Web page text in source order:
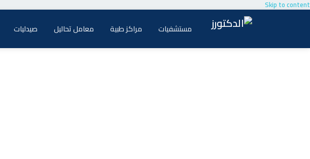
Skip to content
مستشفيات مراكز طبية معامل تحاليل صيدليات